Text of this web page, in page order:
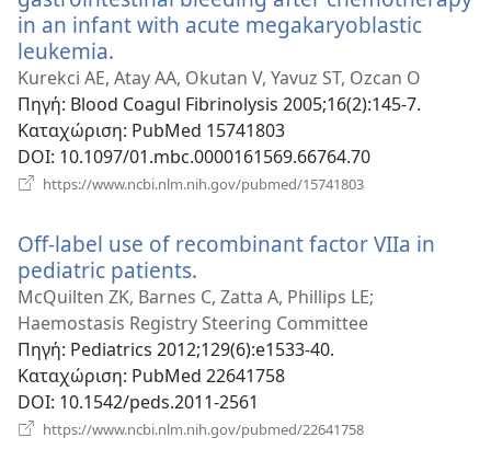
in an infant with acute megakaryoblastic
leukemia.
νέο
παράθυρο)
Kurekci AE, Atay AA, Okutan V, Yavuz ST, Ozcan O
Πηγή‎: Blood Coagul Fibrinolysis 2005;16(2):145-7.
Καταχώριση‎: PubMed 15741803
DOI‎: 10.1097/01.mbc.0000161569.66764.70
https://www.ncbi.nlm.nih.gov/pubmed/15741803
Off-label use of recombinant factor VIIa in
pediatric patients.
νέο
παράθυρο)
McQuilten ZK, Barnes C, Zatta A, Phillips LE;
Haemostasis Registry Steering Committee
Πηγή‎: Pediatrics 2012;129(6):e1533-40.
Καταχώριση‎: PubMed 22641758
DOI‎: 10.1542/peds.2011-2561
https://www.ncbi.nlm.nih.gov/pubmed/22641758